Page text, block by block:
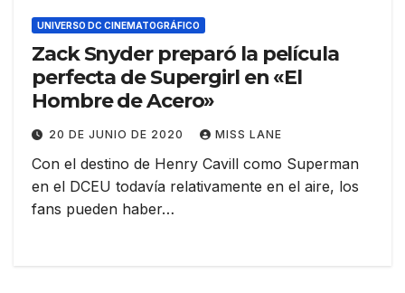
UNIVERSO DC CINEMATOGRÁFICO
Zack Snyder preparó la película
perfecta de Supergirl en «El
Hombre de Acero»
20 DE JUNIO DE 2020 MISS LANE
Con el destino de Henry Cavill como Superman
en el DCEU todavía relativamente en el aire, los
fans pueden haber…